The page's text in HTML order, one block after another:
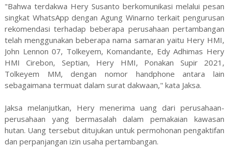
"Bahwa terdakwa Hery Susanto berkomunikasi melalui pesan
singkat WhatsApp dengan Agung Winarno terkait pengurusan
rekomendasi terhadap beberapa perusahaan pertambangan
telah menggunakan beberapa nama samaran yaitu Hery HMI,
John Lennon 07, Tolkeyem, Komandante, Edy Adhimas Hery
HMI Cirebon, Septian, Hery HMI, Ponakan Supir 2021,
Tolkeyem MM, dengan nomor handphone antara lain
sebagaimana termuat dalam surat dakwaan," kata Jaksa.
Jaksa melanjutkan, Hery menerima uang dari perusahaan-
perusahaan yang bermasalah dalam pemakaian kawasan
hutan. Uang tersebut ditujukan untuk permohonan pengaktifan
dan perpanjangan izin usaha pertambangan.